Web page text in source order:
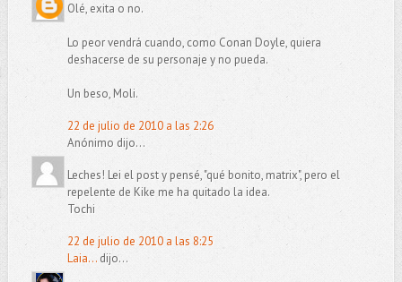
Olé, exita o no.
Lo peor vendrá cuando, como Conan Doyle, quiera
deshacerse de su personaje y no pueda.
Un beso, Moli.
22 de julio de 2010 a las 2:26
Anónimo dijo...
Leches! Lei el post y pensé, "qué bonito, matrix", pero el
repelente de Kike me ha quitado la idea.
Tochi
22 de julio de 2010 a las 8:25
Laia...dijo...